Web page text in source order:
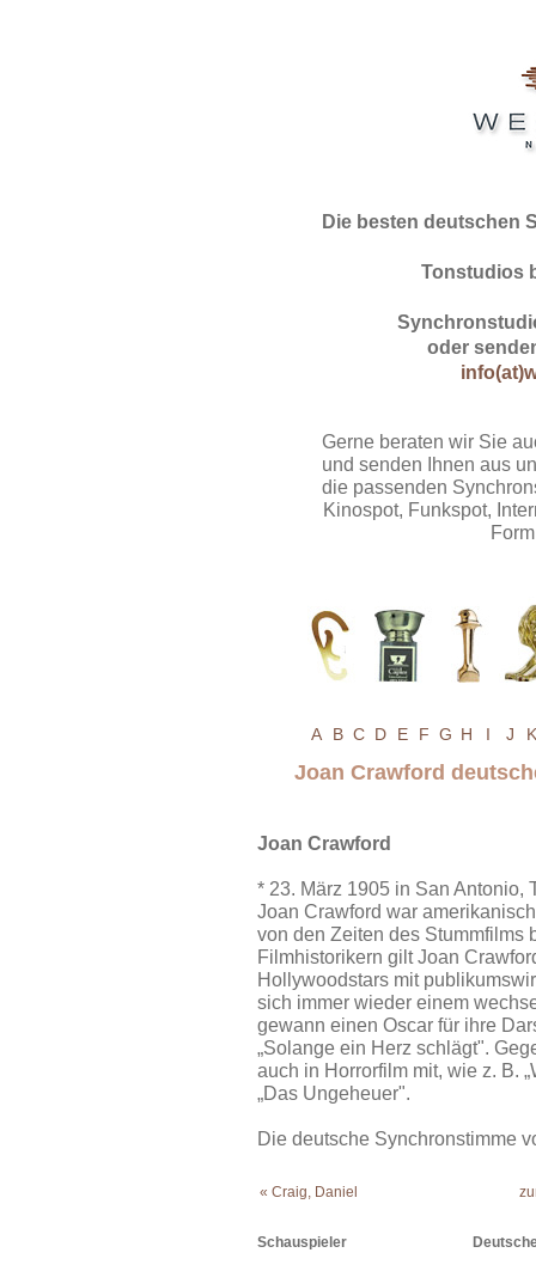
Die besten deutschen
Tonstudios
oder
Gerne beraten wir Sie
und senden Ihnen aus
die passenden
Kinospot, Funkspot,
A B C D E F G H I J K
Joan Crawford
Joan Crawford
* 23. März 1905 in San Antonio,
Joan Crawford war
von den Zeiten des Stummfilms
Filmhistorikern gilt Joan
Hollywoodstars mit
sich immer wieder einem
gewann einen Oscar für ihre
„Solange ein Herz schlägt".
auch in Horrorfilm mit, wie z. B.
„Das Ungeheuer".
Die deutsche Synchronstimme
« Craig, Daniel
Schauspieler